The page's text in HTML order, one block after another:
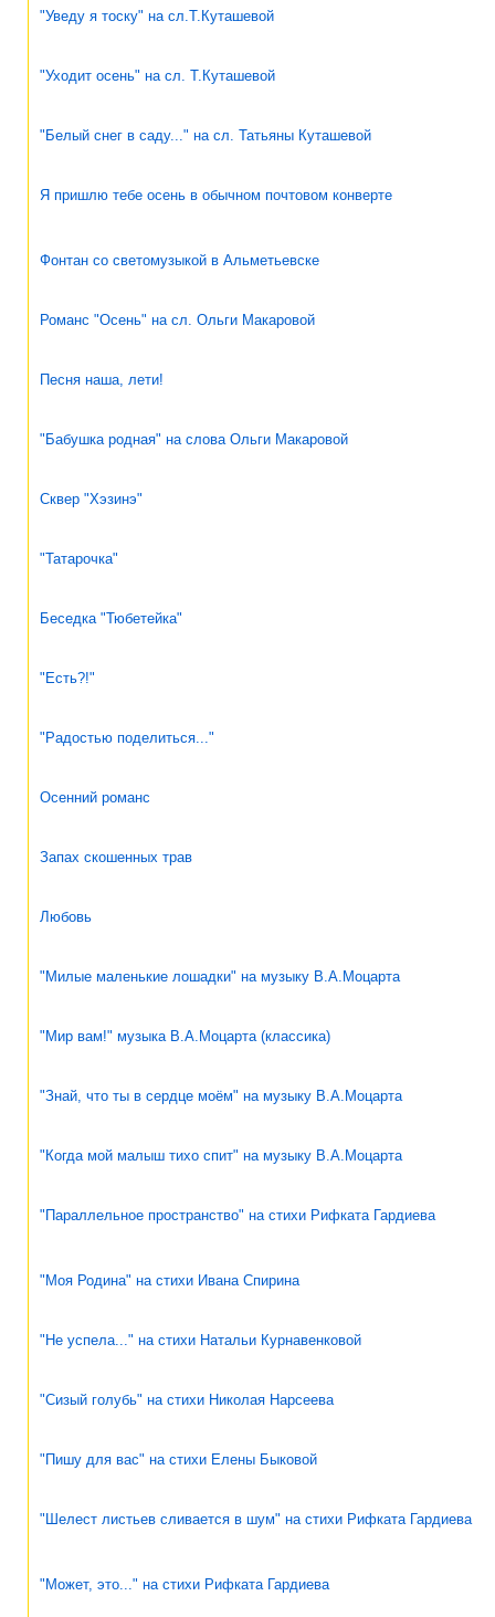
"Уведу я тоску" на сл.Т.Куташевой
"Уходит осень" на сл. Т.Куташевой
"Белый снег в саду..." на сл. Татьяны Куташевой
Я пришлю тебе осень в обычном почтовом конверте
Фонтан со светомузыкой в Альметьевске
Романс "Осень" на сл. Ольги Макаровой
Песня наша, лети!
"Бабушка родная" на слова Ольги Макаровой
Сквер "Хэзинэ"
"Татарочка"
Беседка "Тюбетейка"
"Есть?!"
"Радостью поделиться..."
Осенний романс
Запах скошенных трав
Любовь
"Милые маленькие лошадки" на музыку В.А.Моцарта
"Мир вам!" музыка В.А.Моцарта (классика)
"Знай, что ты в сердце моём" на музыку В.А.Моцарта
"Когда мой малыш тихо спит" на музыку В.А.Моцарта
"Параллельное пространство" на стихи Рифката Гардиева
"Моя Родина" на стихи Ивана Спирина
"Не успела..." на стихи Натальи Курнавенковой
"Сизый голубь" на стихи Николая Нарсеева
"Пишу для вас" на стихи Елены Быковой
"Шелест листьев сливается в шум" на стихи Рифката Гардиева
"Может, это..." на стихи Рифката Гардиева